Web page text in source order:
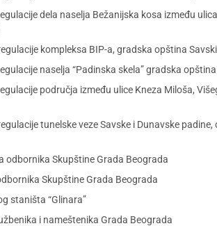
dela naselja Bežanijska kosa između
kompleksa BIP-a, gradska opština
naselja “Padinska skela” gradska
područja između ulice Kneza Miloša,
tunelske veze Savske i Dunavske
odbornika Skupštine Grada Beograda
Skupštine Grada Beograda
staništa “Glinara”
i nameštenika Grada Beograda